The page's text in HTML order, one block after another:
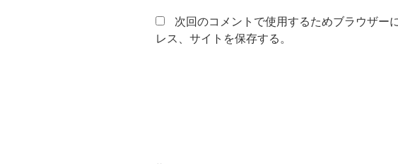
次回のコメントで使用するためブラウザー
レス、サイトを保存する。